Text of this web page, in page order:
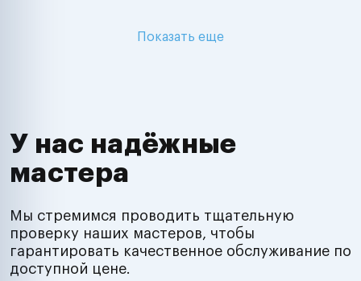
Показать еще
У нас надёжные
мастера
Мы стремимся проводить тщательную
проверку наших мастеров, чтобы
гарантировать качественное обслуживание по
доступной цене.